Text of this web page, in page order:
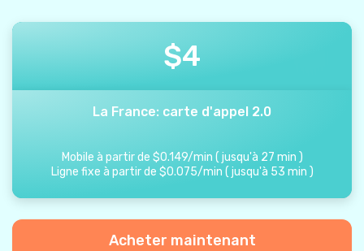
$4
La France: carte d'appel 2.0
Mobile à partir de $0.149/min ( jusqu'à 27 min )
Ligne fixe à partir de $0.075/min ( jusqu'à 53 min )
Acheter maintenant